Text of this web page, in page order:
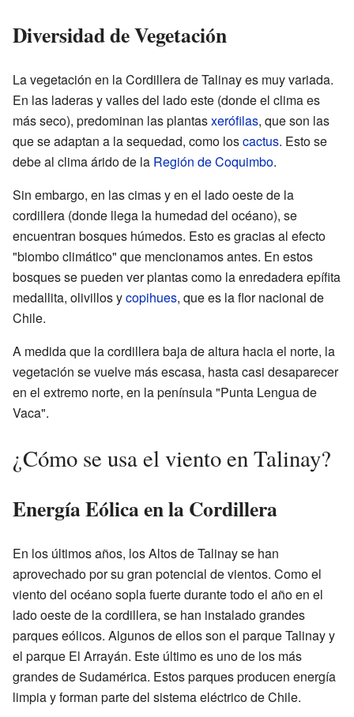
Diversidad de Vegetación
La vegetación en la Cordillera de Talinay es muy variada.
En las laderas y valles del lado este (donde el clima es
más seco), predominan las plantasxerófilas, que son las
que se adaptan a la sequedad, como loscactus. Esto se
debe al clima árido de la Región de Coquimbo.
Sin embargo, en las cimas y en el lado oeste de la
cordillera (donde llega la humedad del océano), se
encuentran bosques húmedos. Esto es gracias al efecto
"biombo climático" que mencionamos antes. En estos
bosques se pueden ver plantas como la enredadera epífita
medallita, olivillos ycopihues, que es la flor nacional de
Chile.
A medida que la cordillera baja de altura hacia el norte, la
vegetación se vuelve más escasa, hasta casi desaparecer
en el extremo norte, en la península "Punta Lengua de
Vaca".
¿Cómo se usa el viento en Talinay?
Energía Eólica en la Cordillera
En los últimos años, los Altos de Talinay se han
aprovechado por su gran potencial de vientos. Como el
viento del océano sopla fuerte durante todo el año en el
lado oeste de la cordillera, se han instalado grandes
parques eólicos. Algunos de ellos son el parque Talinay y
el parque El Arrayán. Este último es uno de los más
grandes de Sudamérica. Estos parques producen energía
limpia y forman parte del sistema eléctrico de Chile.